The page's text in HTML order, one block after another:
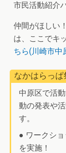
市民活動紹介
仲間がほしい
は、ここでキ
ちら(川崎市中
なかはらっぱ
中原区で活
動の発表や
す。
● ワークシ
を実施！